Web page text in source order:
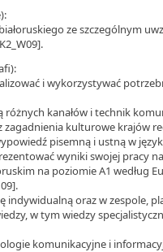
ze szczególnym
i wykorzystywać
różnych kanałów i technik
kulturowe krajów
pisemną i ustną w
wyniki swojej pracy
na poziomie A1 według
indywidualną oraz w zespole,
w tym wiedzy
komunikacyjne i